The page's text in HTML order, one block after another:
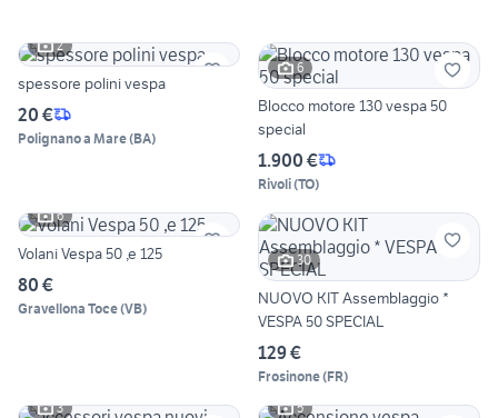
2
spessore polini vespa
20 €
Polignano a Mare(BA)
6
Blocco motore 130 vespa 50
special
1.900 €
Rivoli(TO)
6
Volani Vespa 50 ,e 125
80 €
Gravellona Toce(VB)
30
NUOVO KIT Assemblaggio *
VESPA 50 SPECIAL
129 €
Frosinone(FR)
3
5